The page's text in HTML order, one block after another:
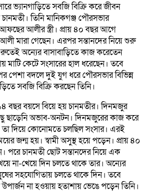
ভ্যানগাড়িতে সবজি বিক্রি করে জীবন
তিনি মানিকগঞ্জ পৌরসভার
আলীর স্ত্রী। প্রায় ৪০ বছর আগে
মারা গেছেন। এরপর সন্তানদের নিয়ে শুরু
অন্যের বাসাবাড়িতে কাজ করেতেন
মাটি কেটে সংসারের হাল ধরেছেন। তবে
পেশা বদলে দুই যুগ ধরে পৌরসভার বিভিন্ন
সবজি বিক্রি করছেন তিনি।
বছর বয়সে বিয়ে হয় চানমতীর। দিনমজুর
ছাড়েনি অভাব-অনটন। দিনমজুরের কাজ করে
তা দিয়ে কোনোমতে চলছিল সংসার। এরই
জন্ম হয়। স্বামী অসুস্থ হয়ে পড়েন। প্রায় ৪০
পরে চানমতী ছোট সন্তানদের নিয়ে এক
না-খেয়ে দিন চলতে থাকে তার। অন্যের
সহযোগিতায় চলতে থাকে দিন। তবে
উপার্জন না হওয়ায় হতাশায় ভেঙে পড়েন তিনি।